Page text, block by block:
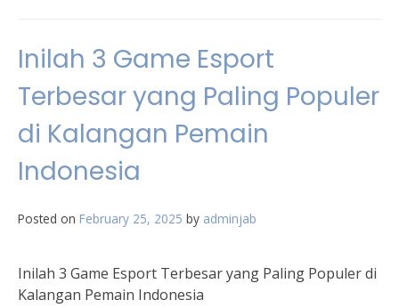
Inilah 3 Game Esport
Terbesar yang Paling Populer
di Kalangan Pemain
Indonesia
Posted on February 25, 2025 by adminjab
Inilah 3 Game Esport Terbesar yang Paling Populer di
Kalangan Pemain Indonesia